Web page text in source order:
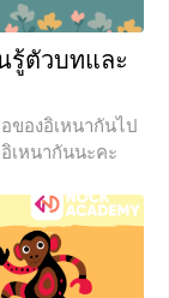
รู้ตัวบทและ
ของอิเหนากันไป
เหนากันนะคะ
วเราไปศึกษาตัว
กะหมังกุหนิง กัน
งกุหนิง บทที่ 1
ตนำสาส์นไป